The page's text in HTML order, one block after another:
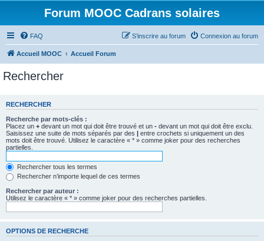
Forum MOOC Cadrans solaires
FAQ Connexion au forum
S’inscrire au forum
Accueil MOOC Accueil Forum
Rechercher
RECHERCHER
Recherche par mots-clés :
Placez un + devant un mot qui doit être trouvé et un - devant un mot qui doit être exclu.
Saisissez une suite de mots séparés par des | entre crochets si uniquement un des
mots doit être trouvé. Utilisez le caractère « * » comme joker pour des recherches
partielles.
Rechercher tous les termes
Rechercher n’importe lequel de ces termes
Rechercher par auteur :
Utilisez le caractère « * » comme joker pour des recherches partielles.
OPTIONS DE RECHERCHE